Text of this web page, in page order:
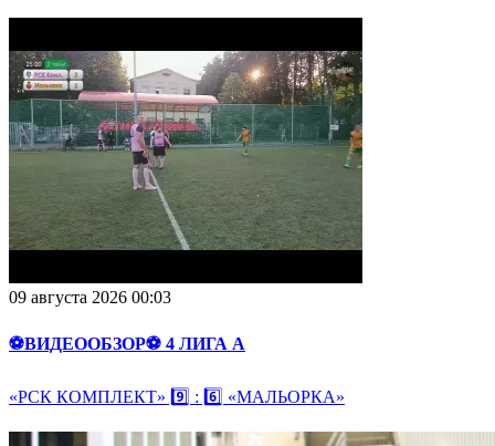
09 августа 2026 00:03
⚽️ВИДЕООБЗОР⚽️ 4 ЛИГА А
«РСК КОМПЛЕКТ» 9️⃣ : 6️⃣ «МАЛЬОРКА»